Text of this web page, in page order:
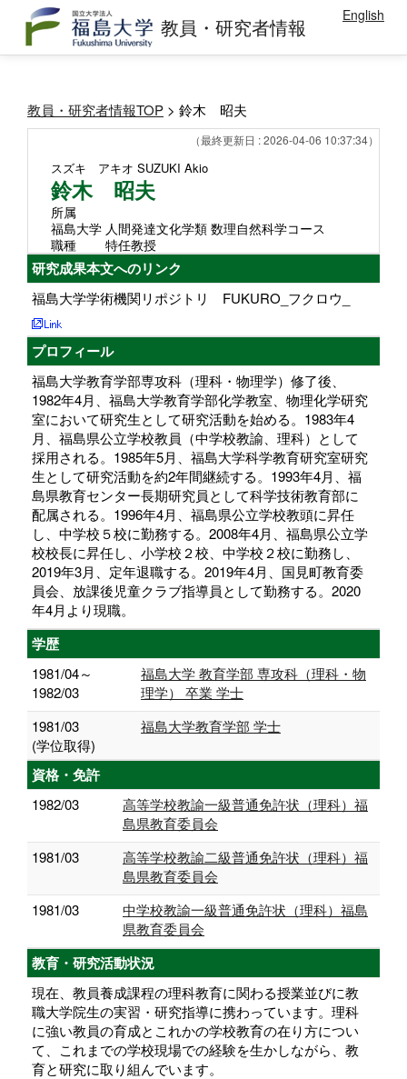
教員・研究者情報 English
教員・研究者情報TOP > 鈴木 昭夫
（最終更新日 : 2026-04-06 10:37:34）
スズキ アキオ SUZUKI Akio
鈴木 昭夫
所属
福島大学 人間発達文化学類 数理自然科学コース
職種
特任教授
研究成果本文へのリンク
福島大学学術機関リポジトリ FUKURO_フクロウ_
プロフィール
福島大学教育学部専攻科（理科・物理学）修了後、
1982年4月、福島大学教育学部化学教室、物理化学研究
室において研究生として研究活動を始める。1983年4
月、福島県公立学校教員（中学校教諭、理科）として
採用される。1985年5月、福島大学科学教育研究室研究
生として研究活動を約2年間継続する。1993年4月、福
島県教育センター長期研究員として科学技術教育部に
配属される。1996年4月、福島県公立学校教頭に昇任
し、中学校５校に勤務する。2008年4月、福島県公立学
校校長に昇任し、小学校２校、中学校２校に勤務し、
2019年3月、定年退職する。2019年4月、国見町教育委
員会、放課後児童クラブ指導員として勤務する。2020
年4月より現職。
学歴
1981/04～
1982/03
福島大学 教育学部 専攻科（理科・物
理学） 卒業 学士
1981/03
(学位取得)
福島大学教育学部 学士
資格・免許
1982/03
高等学校教諭一級普通免許状（理科）福
島県教育委員会
1981/03
高等学校教諭二級普通免許状（理科）福
島県教育委員会
1981/03
中学校教諭一級普通免許状（理科）福島
県教育委員会
教育・研究活動状況
現在、教員養成課程の理科教育に関わる授業並びに教
職大学院生の実習・研究指導に携わっています。理科
に強い教員の育成とこれかの学校教育の在り方につい
て、これまでの学校現場での経験を生かしながら、教
育と研究に取り組んでいます。